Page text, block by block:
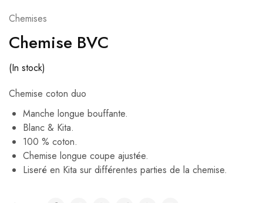
Chemises
Chemise BVC
(In stock)
Chemise coton duo
Manche longue bouffante.
Blanc & Kita.
100 % coton.
Chemise longue coupe ajustée.
Liseré en Kita sur différentes parties de la chemise.